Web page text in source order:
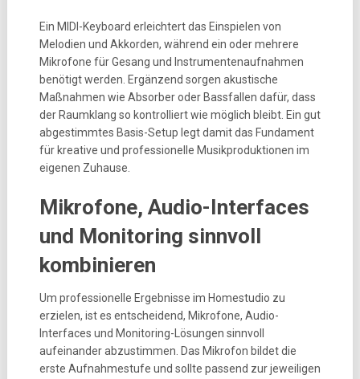
Ein MIDI-Keyboard erleichtert das Einspielen von
Melodien und Akkorden, während ein oder mehrere
Mikrofone für Gesang und Instrumentenaufnahmen
benötigt werden. Ergänzend sorgen akustische
Maßnahmen wie Absorber oder Bassfallen dafür, dass
der Raumklang so kontrolliert wie möglich bleibt. Ein gut
abgestimmtes Basis-Setup legt damit das Fundament
für kreative und professionelle Musikproduktionen im
eigenen Zuhause.
Mikrofone, Audio-Interfaces
und Monitoring sinnvoll
kombinieren
Um professionelle Ergebnisse im Homestudio zu
erzielen, ist es entscheidend, Mikrofone, Audio-
Interfaces und Monitoring-Lösungen sinnvoll
aufeinander abzustimmen. Das Mikrofon bildet die
erste Aufnahmestufe und sollte passend zur jeweiligen